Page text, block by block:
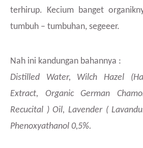
terhirup. Kecium banget
tumbuh – tumbuhan, segeeer.
Nah ini kandungan bahannya :
Distilled Water, Wilch Hazel
Extract, Organic German
Recucital ) Oil, Lavender (
Phenoxyathanol 0,5%.